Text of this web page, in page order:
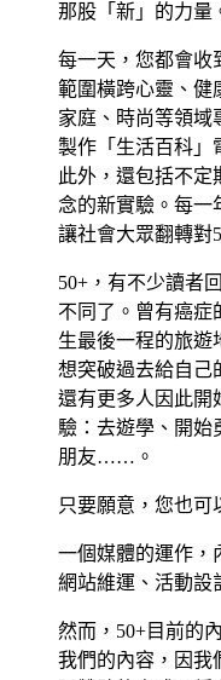
那股「新」的力量
每一天，您都會收
範圍橫跨心靈、健
家庭、時尚等領域
製作「生活百科」
此外，還包括不定
念的新實驗。每一
讓社會大眾翻轉對
50+，有不少讀者
不同了。曾有癌症
生最後一程的旅遊
想突破過去給自己
還有更多人因此開
驗：去遊學、開始
朋友……。
只要願意，您也可
一個媒體的運作，
網站維運、活動設
然而，50+目前的
我們的內容，因我